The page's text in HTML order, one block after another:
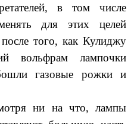
в том числе
для этих целей
того, как Кулиджу
вольфрам лампочки
газовые рожки и
ни на что, лампы